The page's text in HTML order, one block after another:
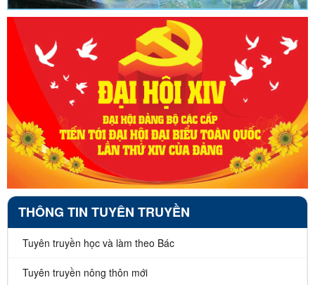
THÔNG TIN TUYÊN TRUYỀN
Tuyên truyền học và làm theo Bác
Tuyên truyền nông thôn mới